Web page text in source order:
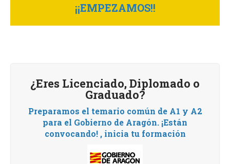
¡¡EMPEZAMOS!!
¿Eres Licenciado, Diplomado o
Graduado?
Preparamos el temario común de A1 y A2
para el Gobierno de Aragón. ¡Están
convocando! , inicia tu formación